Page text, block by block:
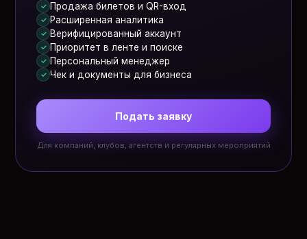
✓ Продажа билетов и QR-вход
✓ Расширенная аналитика
✓ Верифицированный аккаунт
✓ Приоритет в ленте и поиске
✓ Персональный менеджер
✓ Чек и документы для бизнеса
Подать заявку
Для компаний, клубов, агентств и регулярных мероприятий